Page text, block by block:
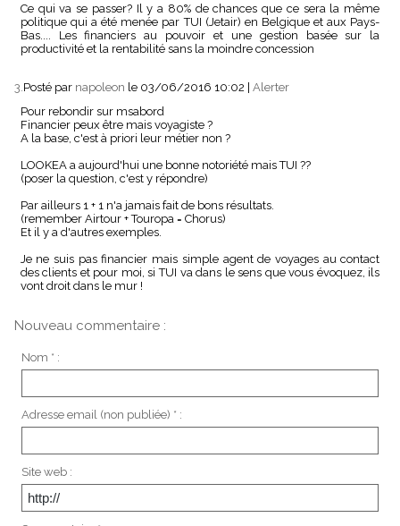
Ce qui va se passer? Il y a 80% de chances que ce sera la même
politique qui a été menée par TUI (Jetair) en Belgique et aux Pays-
Bas.... Les financiers au pouvoir et une gestion basée sur la
productivité et la rentabilité sans la moindre concession
3. Posté par napoleon le 03/06/2016 10:02
Alerter
Pour rebondir sur msabord
Financier peux être mais voyagiste ?
A la base, c'est à priori leur métier non ?
LOOKEA a aujourd'hui une bonne notoriété mais TUI ??
(poser la question, c'est y répondre)
Par ailleurs 1 + 1 n'a jamais fait de bons résultats.
(remember Airtour + Touropa = Chorus)
Et il y a d'autres exemples.
Je ne suis pas financier mais simple agent de voyages au contact
des clients et pour moi, si TUI va dans le sens que vous évoquez, ils
vont droit dans le mur !
Nouveau commentaire :
Nom * :
Adresse email (non publiée) * :
Site web :